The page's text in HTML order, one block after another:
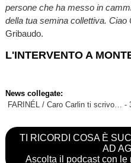
persone che ha messo in
della tua semina collettiva. Ciao
Gribaudo.
L'INTERVENTO A
News collegate:
FARINÉL / Caro Carlin ti scrivo… -
TI RICORDI COSA È
AD
Ascolta il podcast con